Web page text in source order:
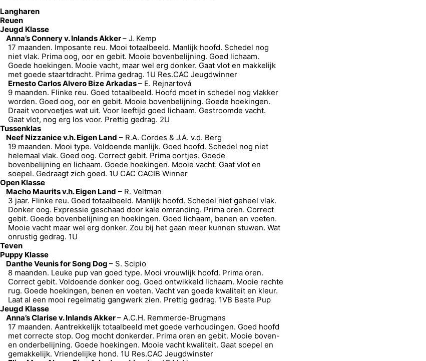
Langharen
Reuen
Jeugd Klasse
Anna’s Connery v. Inlands Akker– J. Kemp
17 maanden. Imposante reu. Mooi totaalbeeld. Manlijk hoofd. Schedel nog
niet vlak. Prima oog, oor en gebit. Mooie bovenbelijning. Goed lichaam.
Goede hoekingen. Mooie vacht, maar wel erg donker. Gaat vlot en makkelijk
met goede staartdracht. Prima gedrag. 1U Res.CAC Jeugdwinner
Ernesto Carlos Alvero Bize Arkadas– E. Rejnartová
9 maanden. Flinke reu. Goed totaalbeeld. Hoofd moet in schedel nog vlakker
worden. Goed oog, oor en gebit. Mooie bovenbelijning. Goede hoekingen.
Draait voorvoetjes wat uit. Voor leeftijd goed lichaam. Gestroomde vacht.
Gaat vlot, nog erg los voor. Prettig gedrag. 2U
Tussenklas
Neef Nizzanice v.h. Eigen Land – R.A. Cordes & J.A. v.d. Berg
19 maanden. Mooi type. Voldoende manlijk. Goed hoofd. Schedel nog niet
helemaal vlak. Goed oog. Correct gebit. Prima oortjes. Goede
bovenbelijning en lichaam. Goede hoekingen. Mooie vacht. Gaat vlot en
soepel. Gedraagt zich goed. 1U CAC CACIB Winner
Open Klasse
Macho Maurits v.h. Eigen Land – R. Veltman
3 jaar. Flinke reu. Goed totaalbeeld. Manlijk hoofd. Schedel niet geheel vlak.
Donker oog. Expressie geschaad door kale omranding. Prima oren. Correct
gebit. Goede bovenbelijning en hoekingen. Goed lichaam, benen en voeten.
Mooie vacht maar wel erg donker. Zou bij het gaan meer kunnen stuwen. Wat
onrustig gedrag. 1U
Teven
Puppy Klasse
Danthe Veunis for Song Dog – S. Scipio
8 maanden. Leuke pup van goed type. Mooi vrouwlijk hoofd. Prima oren.
Correct gebit. Voldoende donker oog. Goed ontwikkeld lichaam. Mooie rechte
rug. Goede hoekingen, benen en voeten. Vacht van goede kwaliteit en kleur.
Laat al een mooi regelmatig gangwerk zien. Prettig gedrag. 1VB Beste Pup
Jeugd Klasse
Anna’s Clarise v. Inlands Akker– A.C.H. Remmerde-Brugmans
17 maanden. Aantrekkelijk totaalbeeld met goede verhoudingen. Goed hoofd
met correcte stop. Oog mocht donkerder. Prima oren en gebit. Mooie boven-
en onderbelijning. Goede hoekingen. Mooie vacht kwaliteit. Gaat soepel en
gemakkelijk. Vriendelijke hond. 1U Res.CAC Jeugdwinster